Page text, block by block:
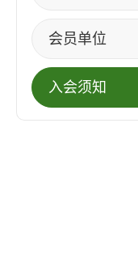
会员单位
入会须知